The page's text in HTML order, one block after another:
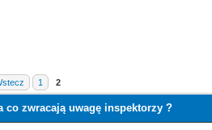
1 2
co zwracają uwagę inspektorzy ?